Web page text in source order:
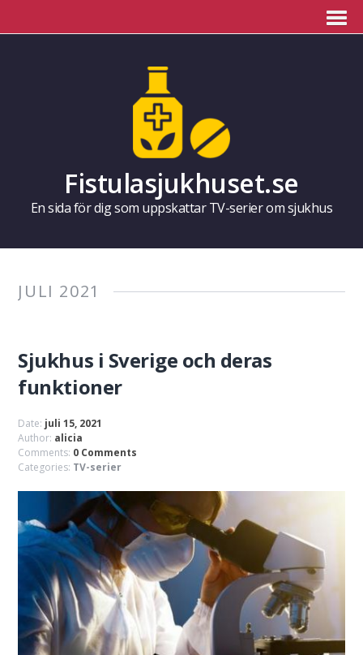
Fistulasjukhuset.se
En sida för dig som uppskattar TV-serier om sjukhus
JULI 2021
Sjukhus i Sverige och deras
funktioner
Date: juli 15, 2021
Author: alicia
Comments: 0 Comments
Categories: TV-serier